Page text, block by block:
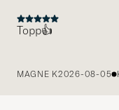
Topp👍
MAGNE K2026-08-05